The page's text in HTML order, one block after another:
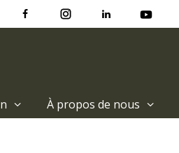
À propos de nous